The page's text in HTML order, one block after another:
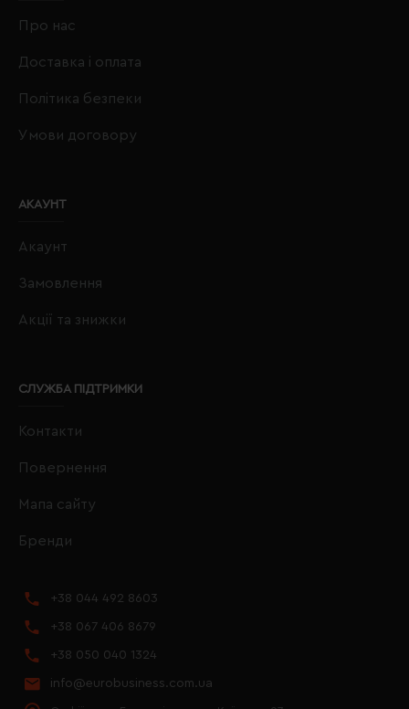
Про нас
Доставка і оплата
Політика безпеки
Умови договору
АКАУНТ
Акаунт
Замовлення
Акції та знижки
СЛУЖБА ПІДТРИМКИ
Контакти
Повернення
Мапа сайту
Бренди
+38 044 492 8603
+38 067 406 8679
+38 050 040 1324
info@eurobusiness.com.ua